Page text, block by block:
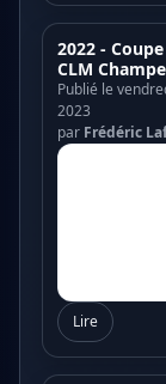
2022 -
CLM
Publié le
2023
par Frédéric
Lire